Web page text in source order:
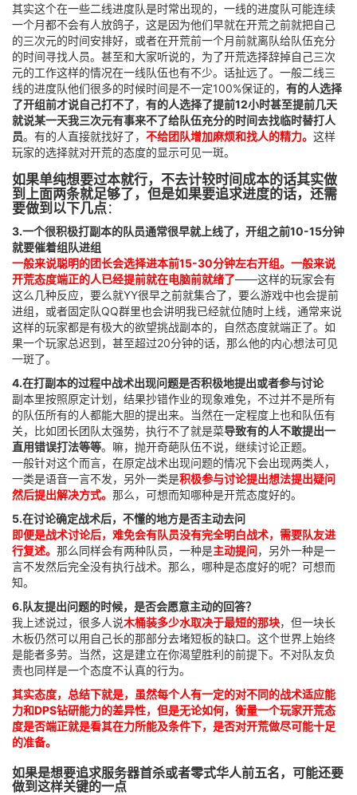
其实这个在一些二线进度队是时常出现的，一线的进度队可能连续
一个月都不会有人放鸽子，这是因为他们早就在开荒之前就把自己
的三次元的时间安排好，或者在开荒前一个月前就离队给队伍充分
的时间寻找人员。甚至和大家听说的，为了开荒选择辞掉自己三次
元的工作这样的情况在一线队伍也有不少。话扯远了。一般二线三
线的进度队他们很多的时候时间是不一定100%保证的， 有的人选择
了开组前才说自己打不了， 有的人选择了提前12小时甚至提前几天
就说某一天我三次元有事来不了给队伍充分的时间去找临时替打人
员。有的人直接就找好了， 不给团队增加麻烦和找人的精力。 这样
玩家的选择就对开荒的态度的显示可见一斑。
如果单纯想要过本就行，不去计较时间成本的话其实做
到上面两条就足够了，但是如果要追求进度的话，还需
要做到以下几点：
3.一个很积极打副本的队员通常很早就上线了，开组之前10-15分钟
就要催着组队进组
一般来说聪明的团长会选择进本前15-30分钟左右开组。 一般来说
开荒态度端正的人已经提前就在电脑前就绪了——这样的玩家会有
这么几种反应，要么就YY很早之前就集合了，要么游戏中也会提前
进组，或者固定队QQ群里也会讲明我已经就位随时上线，通常来说
这样的玩家都是有极大的欲望挑战副本的，自然态度就端正了。如
果一个玩家总迟到，甚至超过20分钟的话，那么他的内心想法可见
一斑了。
4.在打副本的过程中战术出现问题是否积极地提出或者参与讨论
副本里按照原定计划，结果抄错作业的现象难免，不过并不是所有
的队伍所有的人都能大胆的提出来。当然在一定程度上也和队伍有
关，比如团长团队太强势，执行不了就是菜导致有的人不敢提出一
直用错误打法等等。嘛，抛开奇葩队伍不说，继续讨论正题。
一般针对这个而言，在原定战术出现问题的情况下会出现两类人，
一类是语音一言不发，另外一类是积极参与讨论提出想法提出疑问
然后提出解决方式。 那么，可想而知哪种是开荒态度好的。
5.在讨论确定战术后，不懂的地方是否主动去问
即便是战术讨论后，难免会有队员没有完全明白战术，需要队友进
行复述。 那么同样会有两种队员，一种是主动提问，另外一种是一
言不发然后完全没有执行战术。那么，哪种是态度好的呢？可想而
知。
6.队友提出问题的时候，是否会愿意主动的回答？
我上述说过，很多人说木桶装多少水取决于最短的那块，但一块长
木板仍然可以用自己长的那部分去堵短板的缺口。这个世界上始终
是能者多劳。当然，这是建立在你渴望胜利的前提下。不对队友负
责也同样是一个态度不认真的行为。
其实态度，总结下就是，虽然每个人有一定的对不同的战术适应能
力和DPS钻研能力的差异性，但是无论如何，衡量一个玩家开荒态
度是否端正就是看其在力所能及条件下，是否对开荒做尽可能十足
的准备。
如果是想要追求服务器首杀或者零式华人前五名，可能还要
做到这样关键的一点